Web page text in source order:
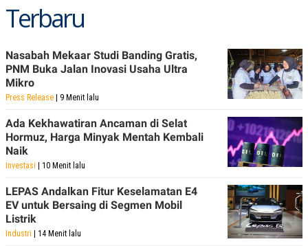
Terbaru
Nasabah Mekaar Studi Banding Gratis,
PNM Buka Jalan Inovasi Usaha Ultra
Mikro
Press Release | 9 Menit lalu
Ada Kekhawatiran Ancaman di Selat
Hormuz, Harga Minyak Mentah Kembali
Naik
Investasi | 10 Menit lalu
LEPAS Andalkan Fitur Keselamatan E4
EV untuk Bersaing di Segmen Mobil
Listrik
Industri | 14 Menit lalu